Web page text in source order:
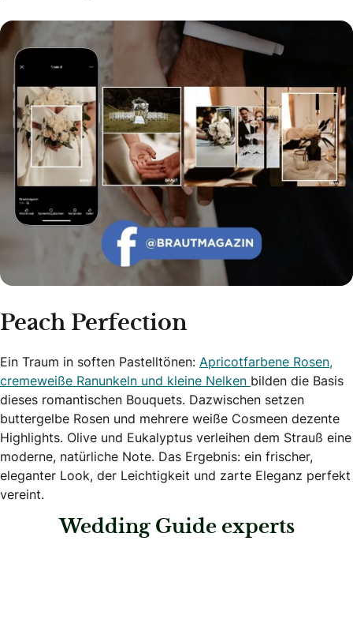
Echte Geschichten. Echte Emotionen.
Peach Perfection
Ein Traum in soften Pastelltönen: Apricotfarbene Rosen,
cremeweiße Ranunkeln und kleine Nelken bilden die Basis
dieses romantischen Bouquets. Dazwischen setzen
buttergelbe Rosen und mehrere weiße Cosmeen dezente
Highlights. Olive und Eukalyptus verleihen dem Strauß eine
moderne, natürliche Note. Das Ergebnis: ein frischer,
eleganter Look, der Leichtigkeit und zarte Eleganz perfekt
vereint.
Wedding Guide experts